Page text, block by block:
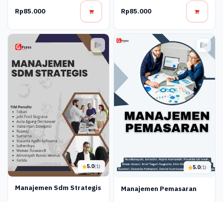
Rp85.000 Rp85.000
5.0(1)
Manajemen Sdm Strategis
5.0(1)
Manajemen Pemasaran